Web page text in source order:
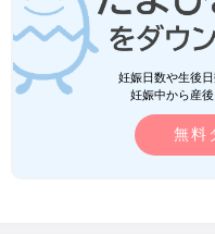
妊娠日数や生後
妊娠中から産
無料